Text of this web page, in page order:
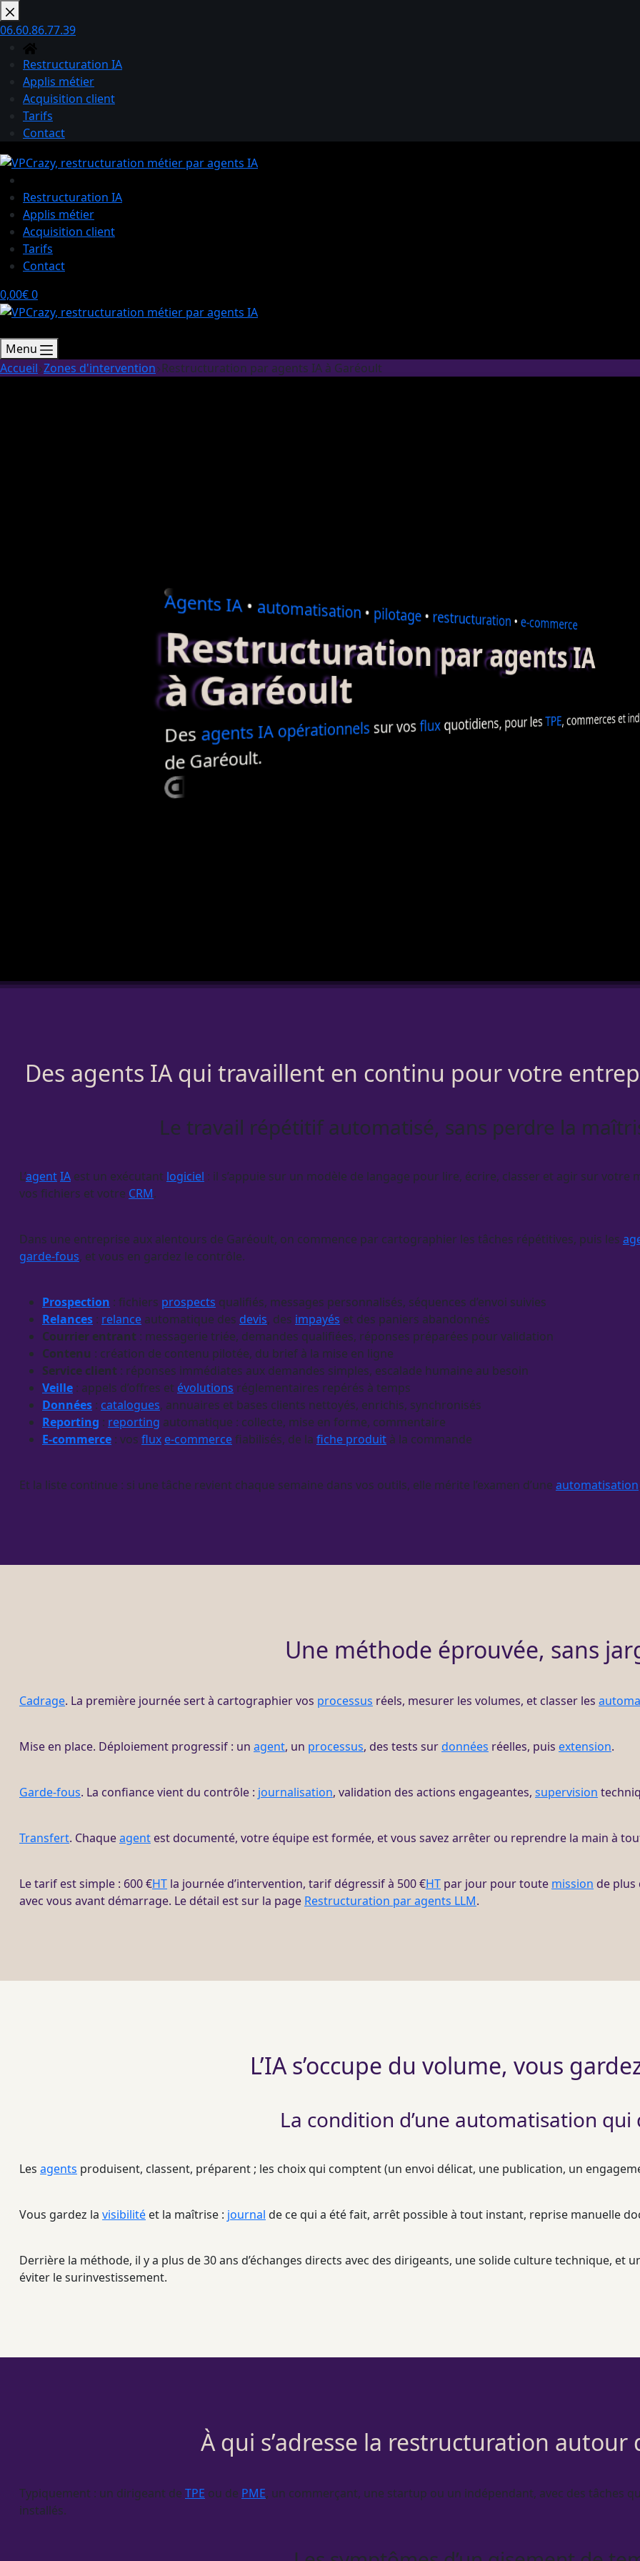
Passer
au
contenu
06.60.86.77.39
Restructuration IA
Applis métier
Acquisition client
Tarifs
Contact
Restructuration IA
Applis métier
Acquisition client
Tarifs
Contact
Panier
d’achat
0,00€0
Menu
Accueil Zones d'intervention Restructuration par agents IA à Garéoult
AgentsIA• automatisation• pilotage• restructuration•e-commerce
Restructuration par agents IA
à Garéoult
DesagentsIAopérationnelssur vosfluxquotidiens, pour lesTPE, commerces et
de Garéoult.
Des agents IA qui travaillent en continu pour votre
Le travail répétitif automatisé, sans perdre la
L’agentIA est un exécutant logiciel : il s’appuie sur un modèle de langage pour lire, écrire, classer et agir sur votre
vos fichiers et votre CRM.
Dans une entreprise aux alentours de Garéoult, on commence par cartographier les tâches répétitives, puis les
garde-fous, et vous en gardez le contrôle.
Prospection : fichiers prospects qualifiés, messages personnalisés, séquences d’envoi suivies
Relances : relance automatique des devis, des impayés et des paniers abandonnés
Courrier entrant : messagerie triée, demandes qualifiées, réponses préparées pour validation
Contenu : création de contenu pilotée, du brief à la mise en ligne
Service client : réponses immédiates aux demandes simples, escalade humaine au besoin
Veille : appels d’offres et évolutions réglementaires repérés à temps
Données : catalogues, annuaires et bases clients nettoyés, enrichis, synchronisés
Reporting : reporting automatique : collecte, mise en forme, commentaire
E-commerce : vos flux e-commerce fiabilisés, de la fiche produit à la commande
Et la liste continue : si une tâche revient chaque semaine dans vos outils, elle mérite l’examen d’une automatisation
Une méthode éprouvée, sans
Cadrage. La première journée sert à cartographier vos processus réels, mesurer les volumes, et classer les
Mise en place. Déploiement progressif : un agent, un processus, des tests surdonnées réelles, puis extension.
Garde-fous. La confiance vient du contrôle : journalisation, validation des actions engageantes, supervision
Transfert. Chaqueagent est documenté, votre équipe est formée, et vous savez arrêter ou reprendre la main à
Le tarif est simple : 600 €HT la journée d’intervention, tarif dégressif à 500 €HT par jour pour toute mission de plus
avec vous avant démarrage. Le détail est sur la page Restructuration par agents LLM.
L’IA s’occupe du volume, vous
La condition d’une automatisation qui
Les agents produisent, classent, préparent ; les choix qui comptent (un envoi délicat, une publication, un
Vous gardez la visibilité et la maîtrise : journal de ce qui a été fait, arrêt possible à tout instant, reprise manuelle
Derrière la méthode, il y a plus de 30 ans d’échanges directs avec des dirigeants, une solide culture technique, et
éviter le surinvestissement.
À qui s’adresse la restructuration autour
Typiquement : un dirigeant de TPE ou de PME, un commerçant, une startup ou un indépendant, avec des tâches
installés.